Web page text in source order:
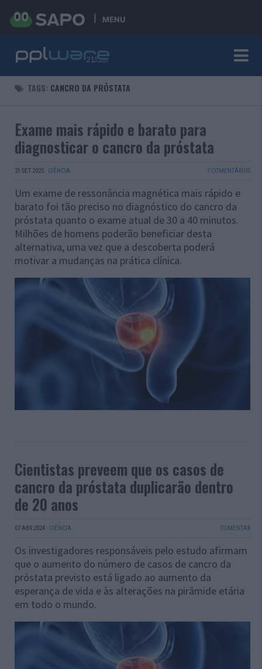
MENU
TAGS: CANCRO DA PRÓSTATA
Exame mais rápido e barato para
diagnosticar o cancro da próstata
21 SET 2025 · CIÊNCIA 7 COMENTÁRIOS
Um exame de ressonância magnética mais rápido e
barato foi tão preciso no diagnóstico do cancro da
próstata quanto o exame atual de 30 a 40 minutos.
Milhões de homens poderão beneficiar desta
alternativa, uma vez que a descoberta poderá
motivar a mudanças na prática clínica.
Cientistas preveem que os casos de
cancro da próstata duplicarão dentro
de 20 anos
07 ABR 2024 · CIÊNCIA COMENTAR
Os investigadores responsáveis pelo estudo afirmam
que o aumento do número de casos de cancro da
próstata previsto está ligado ao aumento da
esperança de vida e às alterações na pirâmide etária
em todo o mundo.